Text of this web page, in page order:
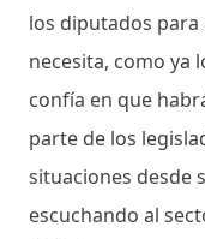
los diputados para
necesita, como ya
confía en que
parte de los
situaciones desde
escuchando al